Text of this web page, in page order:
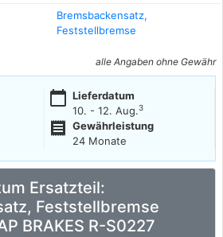
Bremsbackensatz,
Feststellbremse
alle Angaben ohne Gewähr
calendar_today Lieferdatum
10. - 12. Aug.3
receipt
Gewährleistung
24 Monate
Ersatzteil:
Feststellbremse
BRAKES R-S0227